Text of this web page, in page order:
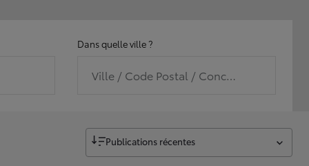
Dans quelle ville ?
Ville / Code Postal / Concession
Publications récentes